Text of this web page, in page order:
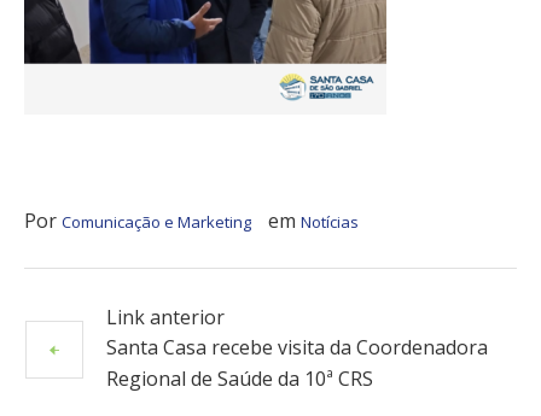
Por Comunicação e Marketing em Notícias
Link anterior
Santa Casa recebe visita da Coordenadora
Regional de Saúde da 10ª CRS